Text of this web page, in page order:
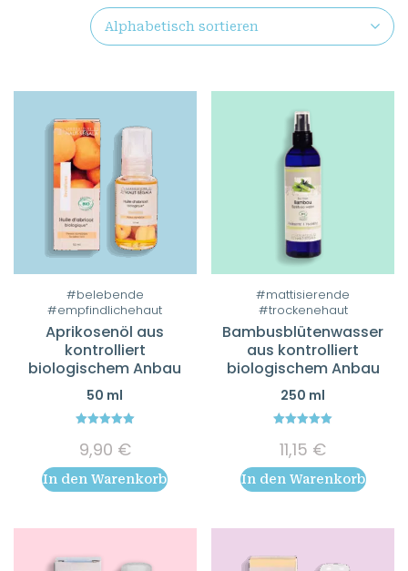
#belebende
#empfindlichehaut
Aprikosenöl aus
kontrolliert
biologischem Anbau
50 ml
out of 5
9,90 €
In den Warenkorb
#mattisierende
#trockenehaut
Bambusblütenwasser
aus kontrolliert
biologischem Anbau
250 ml
out of 5
11,15 €
In den Warenkorb